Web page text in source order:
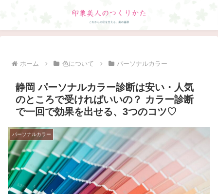
ホーム 色について パーソナルカラー
静岡 パーソナルカラー診断は安い・人気
のところで受ければいいの？ カラー診断
で一回で効果を出せる、3つのコツ♡
パーソナルカラー